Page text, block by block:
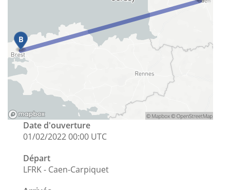
Date d'ouverture
01/02/2022 00:00 UTC
Départ
LFRK - Caen-Carpiquet